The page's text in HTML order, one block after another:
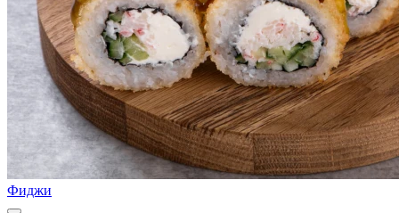
Фиджи